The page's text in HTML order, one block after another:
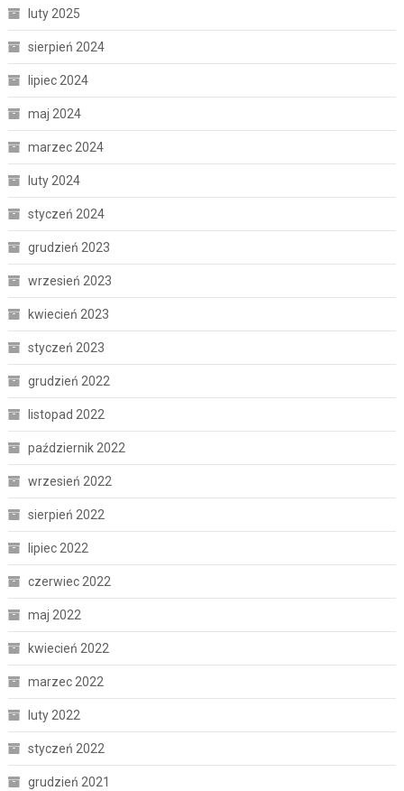
luty 2025
sierpień 2024
lipiec 2024
maj 2024
marzec 2024
luty 2024
styczeń 2024
grudzień 2023
wrzesień 2023
kwiecień 2023
styczeń 2023
grudzień 2022
listopad 2022
październik 2022
wrzesień 2022
sierpień 2022
lipiec 2022
czerwiec 2022
maj 2022
kwiecień 2022
marzec 2022
luty 2022
styczeń 2022
grudzień 2021